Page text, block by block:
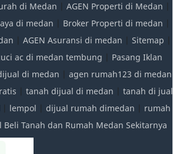
di Medan | AGEN Properti di Medan |
di medan | Broker Properti di medan |
| AGEN Asuransi di medan | Sitemap |
ac di medan tembung | Pasang Iklan
di medan | agen rumah123 di medan
| tanah dijual di medan | tanah di jual
| lempol | dijual rumah dimedan | rumah
Beli Tanah dan Rumah Medan Sekitarnya